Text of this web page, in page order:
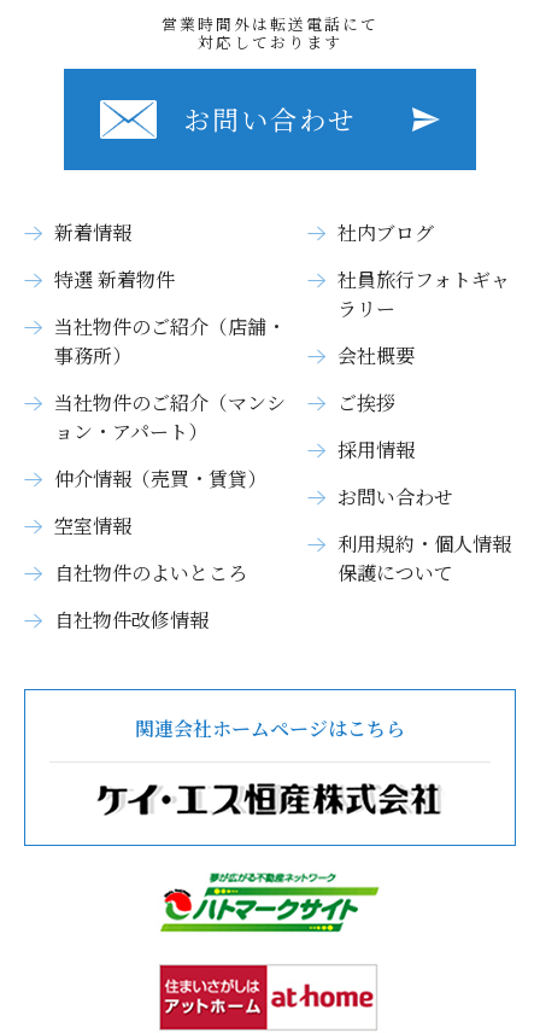
営業時間外は転送電話にて
対応しております
お問い合わせ
新着情報
特選 新着物件
当社物件のご紹介（店舗・
事務所）
当社物件のご紹介（マンシ
ョン・アパート）
仲介情報（売買・賃貸）
空室情報
自社物件のよいところ
自社物件改修情報
社内ブログ
社員旅行フォトギャ
ラリー
会社概要
ご挨拶
採用情報
お問い合わせ
利用規約・個人情報
保護について
関連会社ホームページはこちら